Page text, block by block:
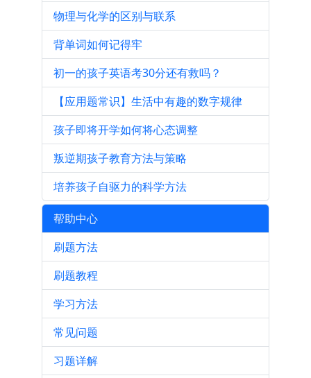
物理与化学的区别与联系
背单词如何记得牢
初一的孩子英语考30分还有救吗？
【应用题常识】生活中有趣的数字规律
孩子即将开学如何将心态调整
叛逆期孩子教育方法与策略
培养孩子自驱力的科学方法
帮助中心
刷题方法
刷题教程
学习方法
常见问题
习题详解